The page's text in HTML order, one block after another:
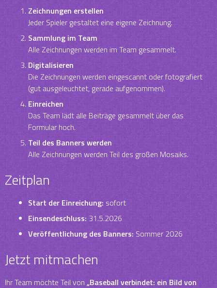
Zeichnungen erstellen
Jeder Spieler gestaltet eine eigene Zeichnung.
Sammlung im Team
Alle Zeichnungen werden im Team gesammelt.
Digitalisieren
Die Zeichnungen werden eingescannt oder fotografiert
(gut ausgeleuchtet, gerade aufgenommen).
Einreichen
Das Team lädt alle Beiträge gesammelt über das
Formular hoch.
Teil des Banners werden
Alle Zeichnungen werden Teil des großen Mosaiks.
Zeitplan
Start der Einreichung: sofort
Einsendeschluss:31.5.2026
Veröffentlichung des Banners:Sommer 2026
Jetzt mitmachen
Ihr Team möchte Teil von „Baseball verbindet: ein Bild von